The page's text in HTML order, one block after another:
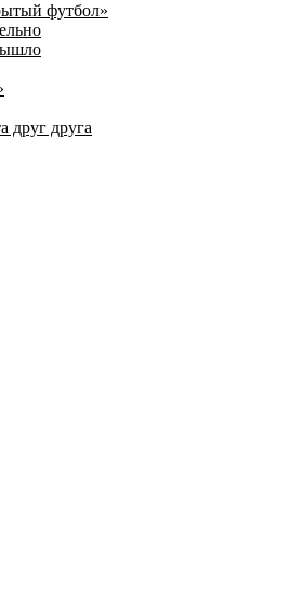
футбол»
друг друга